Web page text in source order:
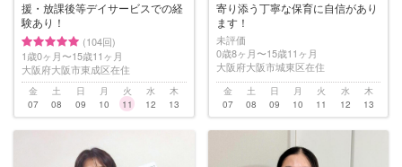
援・放課後等デイサービスでの経
験あり！
(104回)
1歳0ヶ月〜15歳11ヶ月
大阪府大阪市東成区在住
金
07
土
08
日
09
月
10
火
11
水
12
木
13
寄り添う丁寧な保育に自信があり
ます！
未評価
0歳8ヶ月〜15歳11ヶ月
大阪府大阪市城東区在住
金
07
土
08
日
09
月
10
火
11
水
12
木
13